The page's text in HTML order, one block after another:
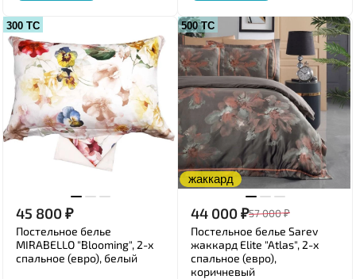
300 ТС
45 800₽
Постельное белье
MIRABELLO "Blooming", 2-х
спальное (евро), белый
500 ТС
жаккард
44 000₽57 000₽
Постельное белье Sarev
жаккард Elite "Atlas", 2-х
спальное (евро),
коричневый